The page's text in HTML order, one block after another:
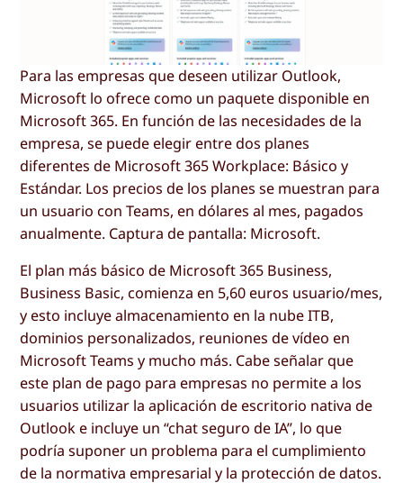
Para las empresas que deseen utilizar Outlook,
Microsoft lo ofrece como un paquete disponible en
Microsoft 365. En función de las necesidades de la
empresa, se puede elegir entre dos planes
diferentes de Microsoft 365 Workplace: Básico y
Estándar. Los precios de los planes se muestran para
un usuario con Teams, en dólares al mes, pagados
anualmente. Captura de pantalla: Microsoft.
El plan más básico de Microsoft 365 Business,
Business Basic, comienza en 5,60 euros usuario/mes,
y esto incluye almacenamiento en la nube ITB,
dominios personalizados, reuniones de vídeo en
Microsoft Teams y mucho más. Cabe señalar que
este plan de pago para empresas no permite a los
usuarios utilizar la aplicación de escritorio nativa de
Outlook e incluye un “chat seguro de IA”, lo que
podría suponer un problema para el cumplimiento
de la normativa empresarial y la protección de datos.